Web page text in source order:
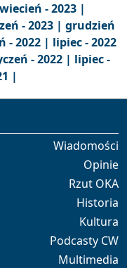
- 2023 |
- 2023 | grudzień
- 2022 | lipiec - 2022
- 2022 | lipiec -
|
Wiadomości
Opinie
Rzut OKA
Historia
Kultura
Podcasty CW
Multimedia